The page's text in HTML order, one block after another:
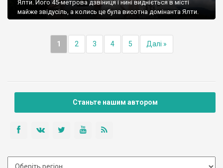
Ялти. Його 45-метрова дзвіниця і нині видніється в місті
майже звідусіль, а колись це була висотна домінанта Ялти.
1 2 3 4 5 Далі »
Станьте нашим автором